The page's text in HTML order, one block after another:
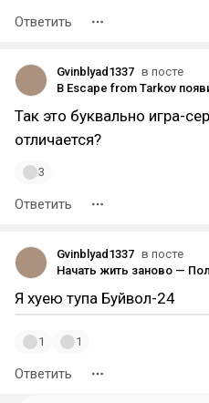
Ответить
Gvinblyad1337 в посте
Так это буквально игра-
отличается?
3
Ответить
Gvinblyad1337 в посте
Я хуею тупа Буйвол-24
1 1
Ответить